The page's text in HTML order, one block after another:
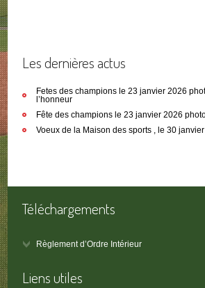
Les dernières actus
Fetes des champions le 23 janvier 2026
l’honneur
Fête des champions le 23 janvier 2026
Voeux de la Maison des sports , le 30
Téléchargements
Règlement d’Ordre Intérieur
Liens utiles